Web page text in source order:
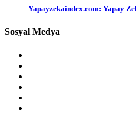
Yapayzekaindex.com: Yapay
Sosyal Medya